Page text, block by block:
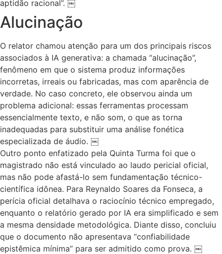
aptidão racional”. ￼
Alucinação
O relator chamou atenção para um dos principais riscos
associados à IA generativa: a chamada “alucinação”,
fenômeno em que o sistema produz informações
incorretas, irreais ou fabricadas, mas com aparência de
verdade. No caso concreto, ele observou ainda um
problema adicional: essas ferramentas processam
essencialmente texto, e não som, o que as torna
inadequadas para substituir uma análise fonética
especializada de áudio. ￼
Outro ponto enfatizado pela Quinta Turma foi que o
magistrado não está vinculado ao laudo pericial oficial,
mas não pode afastá-lo sem fundamentação técnico-
científica idônea. Para Reynaldo Soares da Fonseca, a
perícia oficial detalhava o raciocínio técnico empregado,
enquanto o relatório gerado por IA era simplificado e sem
a mesma densidade metodológica. Diante disso, concluiu
que o documento não apresentava “confiabilidade
epistêmica mínima” para ser admitido como prova. ￼